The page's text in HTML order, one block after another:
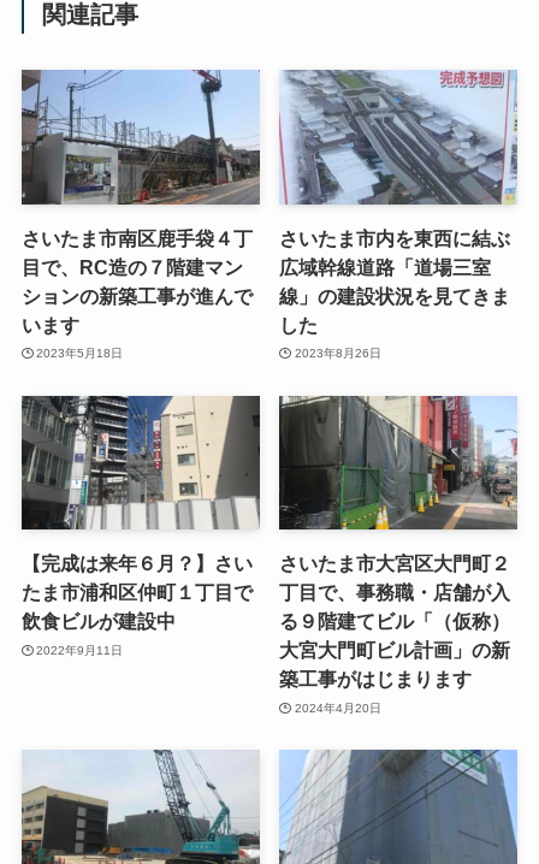
関連記事
さいたま市南区鹿手袋４丁
目で、RC造の７階建マン
ションの新築工事が進んで
います
2023年5月18日
さいたま市内を東西に結ぶ
広域幹線道路「道場三室
線」の建設状況を見てきま
した
2023年8月26日
【完成は来年６月？】さい
たま市浦和区仲町１丁目で
飲食ビルが建設中
2022年9月11日
さいたま市大宮区大門町２
丁目で、事務職・店舗が入
る９階建てビル「（仮称）
大宮大門町ビル計画」の新
築工事がはじまります
2024年4月20日